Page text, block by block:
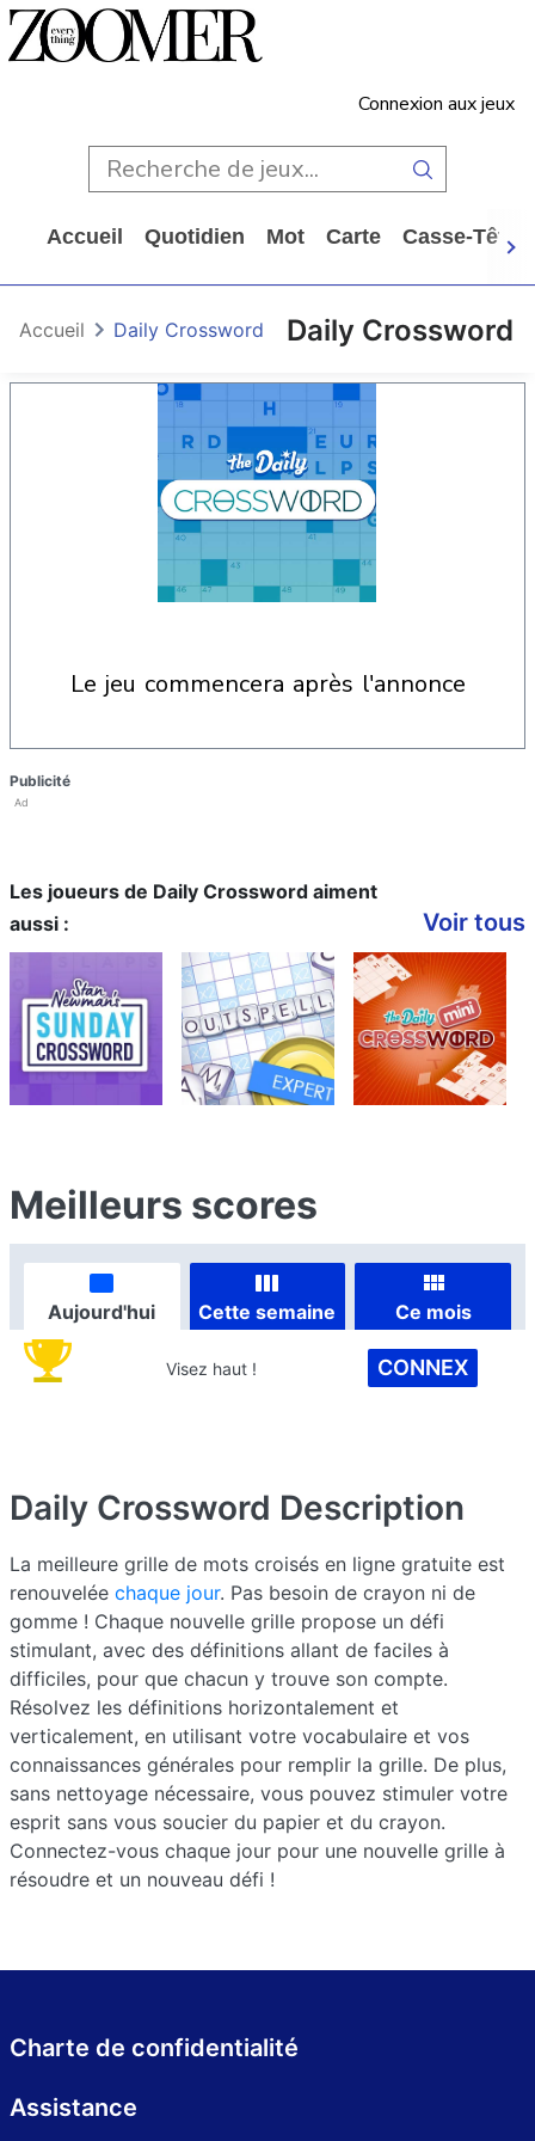
Connexion aux jeux
Accueil Quotidien Mot Carte Casse-Tête
Daily Crossword
Accueil Daily Crossword
le jeu commencera après l'annonce
Publicité
Ad
Les joueurs de Daily Crossword aiment
aussi :
Voir tous
Meilleurs scores
Aujourd'hui Cette semaine Ce mois
Visez haut ! CONNEX
Daily Crossword Description
La meilleure grille de mots croisés en ligne gratuite est
renouvelée chaque jour. Pas besoin de crayon ni de
gomme ! Chaque nouvelle grille propose un défi
stimulant, avec des définitions allant de faciles à
difficiles, pour que chacun y trouve son compte.
Résolvez les définitions horizontalement et
verticalement, en utilisant votre vocabulaire et vos
connaissances générales pour remplir la grille. De plus,
sans nettoyage nécessaire, vous pouvez stimuler votre
esprit sans vous soucier du papier et du crayon.
Connectez-vous chaque jour pour une nouvelle grille à
résoudre et un nouveau défi !
Charte de confidentialité
Assistance